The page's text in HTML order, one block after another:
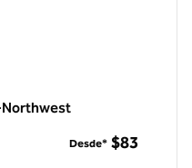
Northwest
Desde* $83